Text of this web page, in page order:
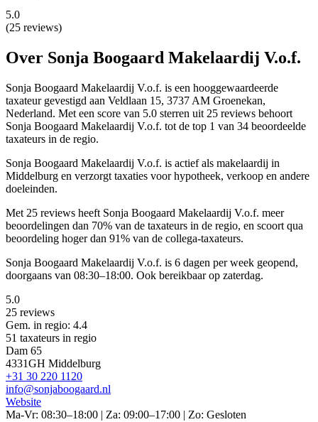
5.0
(25 reviews)
Over Sonja Boogaard Makelaardij V.o.f.
Sonja Boogaard Makelaardij V.o.f. is een hooggewaardeerde
taxateur gevestigd aan Veldlaan 15, 3737 AM Groenekan,
Nederland. Met een score van 5.0 sterren uit 25 reviews behoort
Sonja Boogaard Makelaardij V.o.f. tot de top 1 van 34 beoordeelde
taxateurs in de regio.
Sonja Boogaard Makelaardij V.o.f. is actief als makelaardij in
Middelburg en verzorgt taxaties voor hypotheek, verkoop en andere
doeleinden.
Met 25 reviews heeft Sonja Boogaard Makelaardij V.o.f. meer
beoordelingen dan 70% van de taxateurs in de regio, en scoort qua
beoordeling hoger dan 91% van de collega-taxateurs.
Sonja Boogaard Makelaardij V.o.f. is 6 dagen per week geopend,
doorgaans van 08:30–18:00. Ook bereikbaar op zaterdag.
5.0
25 reviews
Gem. in regio: 4.4
51 taxateurs in regio
Dam 65
4331GH Middelburg
+31 30 220 1120
info@sonjaboogaard.nl
Website
Ma-Vr: 08:30–18:00 | Za: 09:00–17:00 | Zo: Gesloten